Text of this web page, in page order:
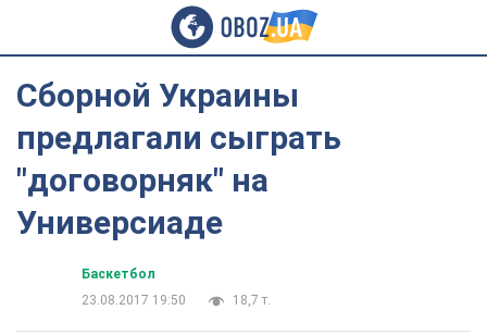
Сборной Украины
предлагали сыграть
"договорняк" на
Универсиаде
Баскетбол
23.08.2017 19:50
18,7 т.